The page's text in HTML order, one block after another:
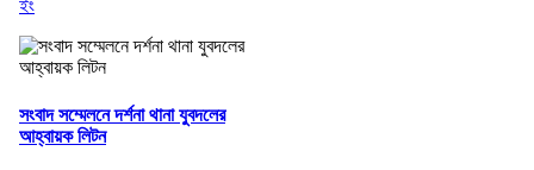
ইং
সংবাদ সম্মেলনে দর্শনা থানা যুবদলের
আহ্বায়ক লিটন